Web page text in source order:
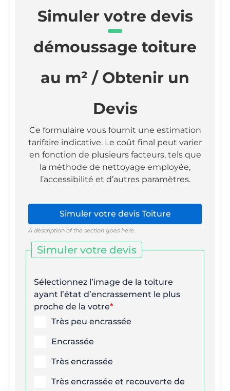
Simuler votre devis
démoussage toiture
au m² / Obtenir un
Devis
Ce formulaire vous fournit une estimation
tarifaire indicative. Le coût final peut varier
en fonction de plusieurs facteurs, tels que
la méthode de nettoyage employée,
l’accessibilité et d’autres paramètres.
A description of the section goes here.
Simuler votre devis
Sélectionnez l’image de la toiture
ayant l’état d’encrassement le plus
proche de la votre*
Très peu encrassée
Encrassée
Très encrassée
Très encrassée et recouverte de